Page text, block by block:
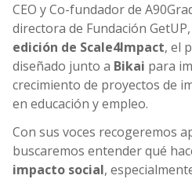
CEO y Co-fundador de
directora de Fundación GetUP
edición de Scale4Impact, el
diseñado junto a Bikai para
crecimiento de proyectos de
en educación y empleo.
Con sus voces recogeremos
buscaremos entender qué
impacto social,